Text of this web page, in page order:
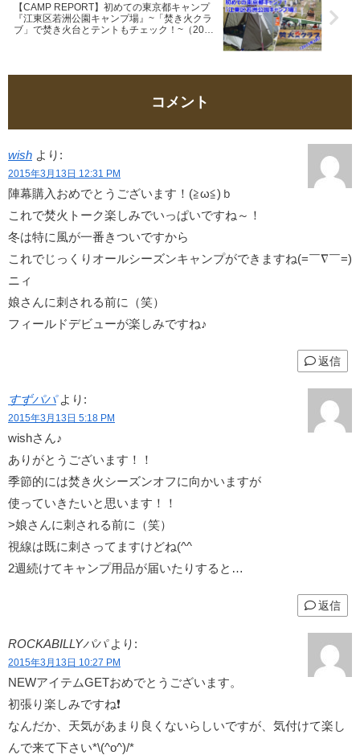
【CAMP REPORT】初めての東京都キャンプ
『江東区若洲公園キャンプ場』~「焚き火クラ
ブ」で焚き火台とテントもチェック！~（2015
コメント
wish より:
2015年3月13日 12:31 PM
陣幕購入おめでとうございます！(≧ω≦)ｂ
これで焚火トーク楽しみでいっぱいですね～！
冬は特に風が一番きついですから
これでじっくりオールシーズンキャンプができますね(=￣∇￣=)
ニィ
娘さんに刺される前に（笑）
フィールドデビューが楽しみですね♪
返信
すずパパ より:
2015年3月13日 5:18 PM
wishさん♪
ありがとうございます！！
季節的には焚き火シーズンオフに向かいますが
使っていきたいと思います！！
>娘さんに刺される前に（笑）
視線は既に刺さってますけどね(^^ゞ
2週続けてキャンプ用品が届いたりすると…
返信
ROCKABILLYパパ より:
2015年3月13日 10:27 PM
NEWアイテムGETおめでとうございます。
初張り楽しみですね❗️
なんだか、天気があまり良くないらしいですが、気付けて楽し
んで来て下さい*\(^o^)/*